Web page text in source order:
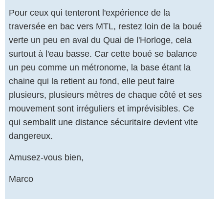
Pour ceux qui tenteront l'expérience de la
traversée en bac vers MTL, restez loin de la boué
verte un peu en aval du Quai de l'Horloge, cela
surtout à l'eau basse. Car cette boué se balance
un peu comme un métronome, la base étant la
chaine qui la retient au fond, elle peut faire
plusieurs, plusieurs mètres de chaque côté et ses
mouvement sont irréguliers et imprévisibles. Ce
qui sembalit une distance sécuritaire devient vite
dangereux.
Amusez-vous bien,
Marco